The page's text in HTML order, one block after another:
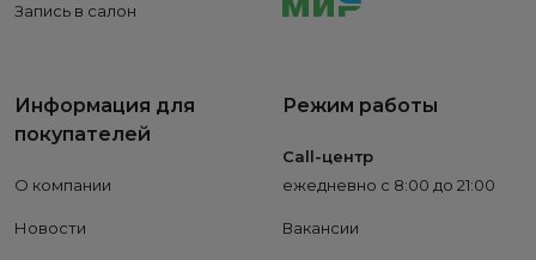
Запись в салон
Информация для
покупателей
О компании
Новости
Режим работы
Call-центр
ежедневно с 8:00 до 21:00
Вакансии